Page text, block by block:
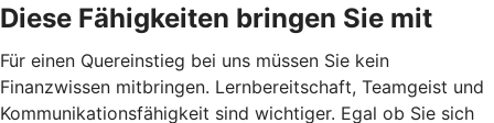
Diese Fähigkeiten bringen Sie mit
Für einen Quereinstieg bei uns müssen Sie kein
Finanzwissen mitbringen. Lernbereitschaft, Teamgeist und
Kommunikationsfähigkeit sind wichtiger. Egal ob Sie sich